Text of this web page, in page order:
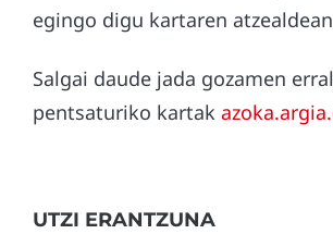
egingo digu kartaren
Salgai daude jada gozamen
pentsaturiko kartak
UTZI ERANTZUNA